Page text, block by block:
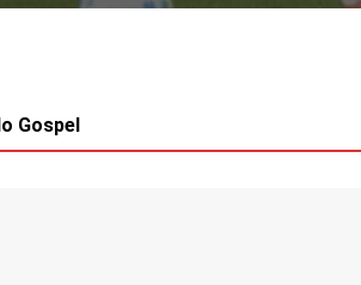
Gospel